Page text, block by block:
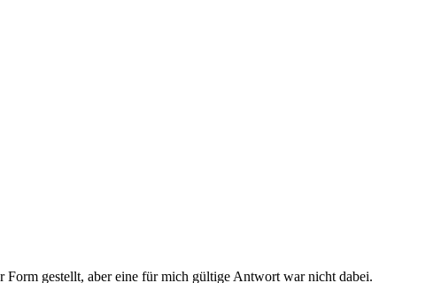
gestellt, aber eine für mich gültige Antwort war nicht dabei.